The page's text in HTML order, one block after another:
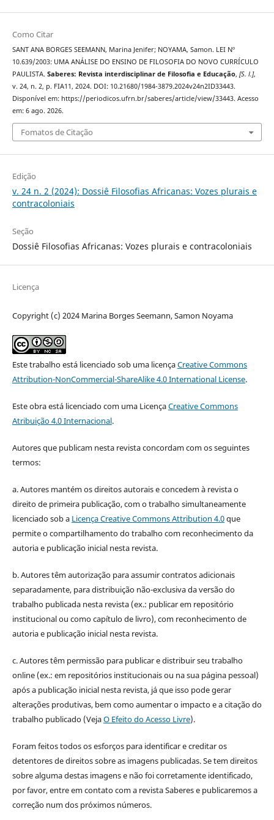
Como Citar
SANT ANA BORGES SEEMANN, Marina Jenifer; NOYAMA, Samon. LEI Nº
10.639/2003: UMA ANÁLISE DO ENSINO DE FILOSOFIA DO NOVO CURRÍCULO
PAULISTA. Saberes: Revista interdisciplinar de Filosofia e Educação, [S. l.],
v. 24, n. 2, p. FIA11, 2024. DOI: 10.21680/1984-3879.2024v24n2ID33443.
Disponível em: https://periodicos.ufrn.br/saberes/article/view/33443. Acesso
em: 6 ago. 2026.
Fomatos de Citação
Edição
v. 24 n. 2 (2024): Dossiê Filosofias Africanas: Vozes plurais e
contracoloniais
Seção
Dossiê Filosofias Africanas: Vozes plurais e contracoloniais
Licença
Copyright (c) 2024 Marina Borges Seemann, Samon Noyama
Este trabalho está licenciado sob uma licençaCreative Commons
Attribution-NonCommercial-ShareAlike 4.0 International License.
Este obra está licenciado com uma LicençaCreative Commons
Atribuição 4.0 Internacional.
Autores que publicam nesta revista concordam com os seguintes
termos:
a. Autores mantém os direitos autorais e concedem à revista o
direito de primeira publicação, com o trabalho simultaneamente
licenciado sob a Licença Creative Commons Attribution 4.0que
permite o compartilhamento do trabalho com reconhecimento da
autoria e publicação inicial nesta revista.
b. Autores têm autorização para assumir contratos adicionais
separadamente, para distribuição não-exclusiva da versão do
trabalho publicada nesta revista (ex.: publicar em repositório
institucional ou como capítulo de livro), com reconhecimento de
autoria e publicação inicial nesta revista.
c. Autores têm permissão para publicar e distribuir seu trabalho
online (ex.: em repositórios institucionais ou na sua página pessoal)
após a publicação inicial nesta revista, já que isso pode gerar
alterações produtivas, bem como aumentar o impacto e a citação do
trabalho publicado (VejaO Efeito do Acesso Livre).
Foram feitos todos os esforços para identificar e creditar os
detentores de direitos sobre as imagens publicadas. Se tem direitos
sobre alguma destas imagens e não foi corretamente identificado,
por favor, entre em contato com a revista Saberes e publicaremos a
correção num dos próximos números.